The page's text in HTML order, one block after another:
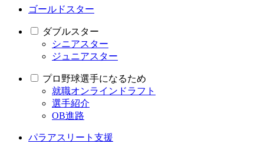
ゴールドスター
ダブルスター
シニアスター
ジュニアスター
プロ野球選手になるため
就職オンラインドラフト
選手紹介
OB進路
パラアスリート支援